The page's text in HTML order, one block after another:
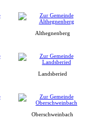
Althegnenberg
Landsberied
Oberschweinbach